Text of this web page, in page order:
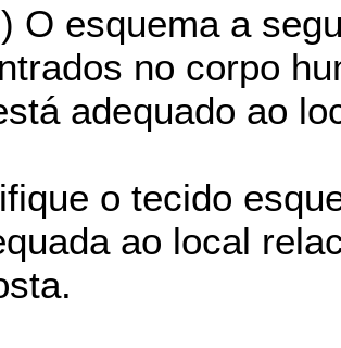
O esquema a
no corpo
adequado ao
o tecido
ao local